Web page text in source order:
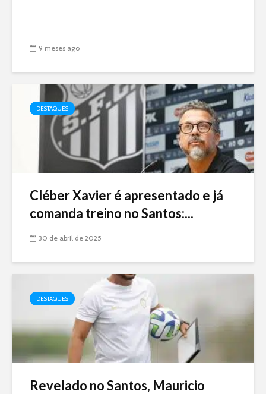
9 meses ago
DESTAQUES
Cléber Xavier é apresentado e já
comanda treino no Santos:...
30 de abril de 2025
DESTAQUES
Revelado no Santos, Mauricio